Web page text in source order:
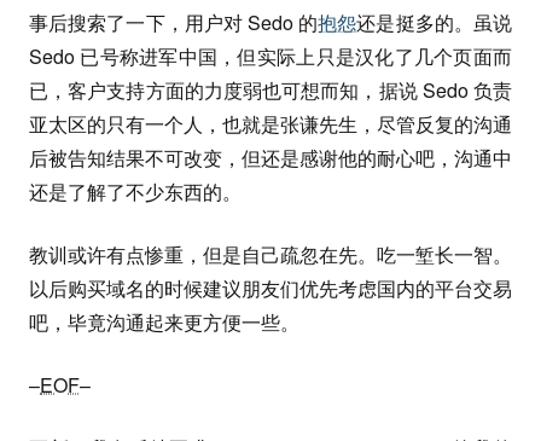
事后搜索了一下，用户对 Sedo 的抱怨还是挺多的。虽说
Sedo 已号称进军中国，但实际上只是汉化了几个页面而
已，客户支持方面的力度弱也可想而知，据说 Sedo 负责
亚太区的只有一个人，也就是张谦先生，尽管反复的沟通
后被告知结果不可改变，但还是感谢他的耐心吧，沟通中
还是了解了不少东西的。
教训或许有点惨重，但是自己疏忽在先。吃一堑长一智。
以后购买域名的时候建议朋友们优先考虑国内的平台交易
吧，毕竟沟通起来更方便一些。
–EOF–